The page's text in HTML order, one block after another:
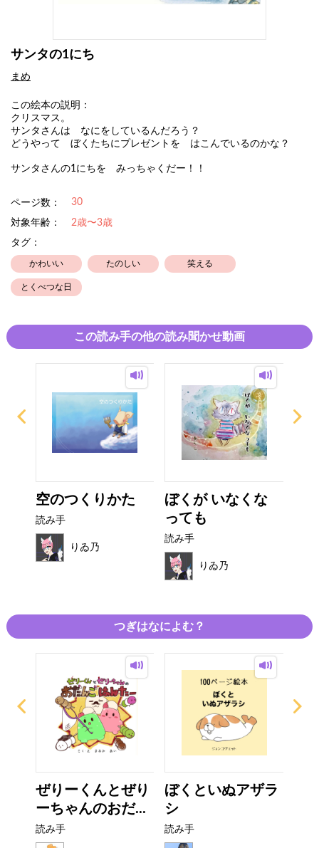
サンタの1にち
まめ
この絵本の説明：
クリスマス。
サンタさんは なにをしているんだろう？
どうやって ぼくたちにプレゼントを はこんでいるのかな？
サンタさんの1にちを みっちゃくだー！！
ページ数： 30
対象年齢：
2歳〜3歳
タグ：
かわいい たのしい 笑える
とくべつな日
この読み手の他の読み聞かせ動画
空のつくりかた
読み手
りゐ乃
ぼくが いなくな
っても
読み手
りゐ乃
つぎはなによむ？
ぜりーくんとぜり
ーちゃんのおだ...
読み手
ぼくといぬアザラ
シ
読み手